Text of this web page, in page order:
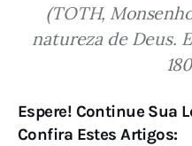
(TOTH,
natureza de Deus.
Espere! Continue Sua
Confira Estes Artigos: